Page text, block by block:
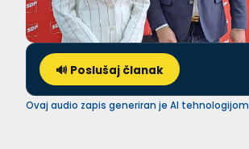
🔊 Poslušaj članak
Ovaj audio zapis generiran je AI tehnologijom